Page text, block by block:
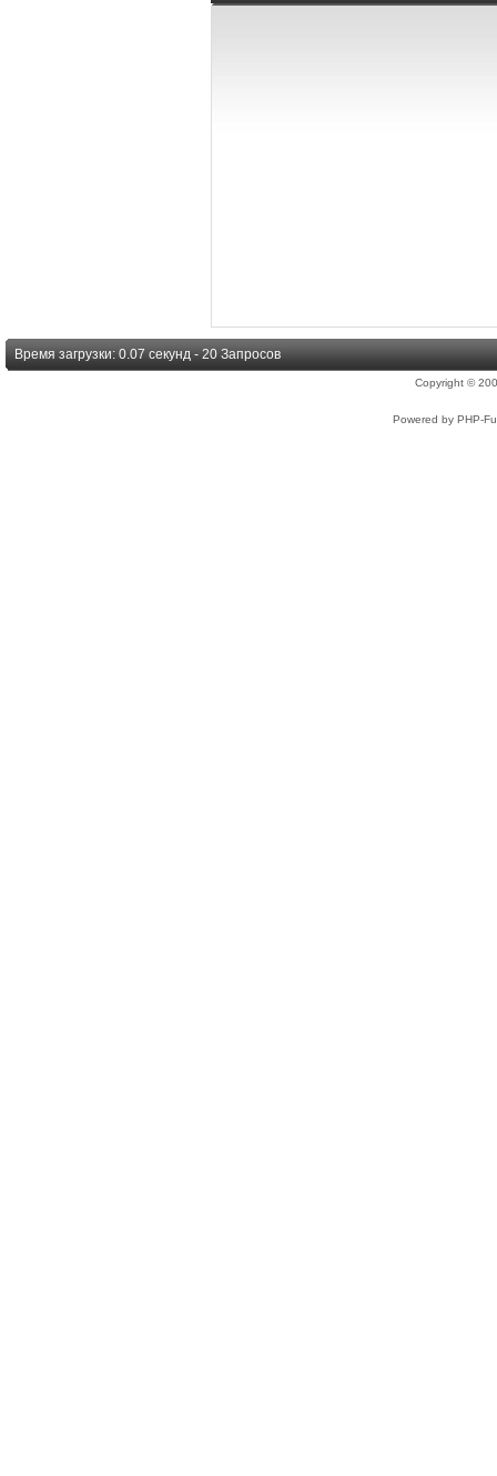
Время загрузки: 0.07 секунд - 20 Запросов
Copyright ©
Powered by PHP-